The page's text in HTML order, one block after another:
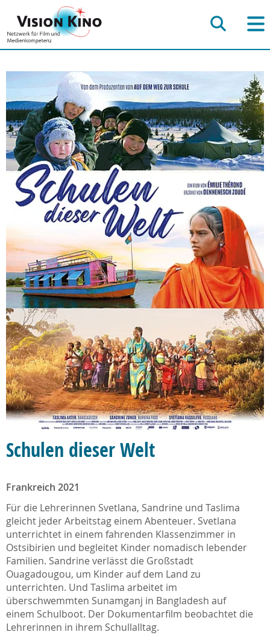
Schulen dieser Welt
Frankreich 2021
Für die Lehrerinnen Svetlana, Sandrine und Taslima
gleicht jeder Arbeitstag einem Abenteuer. Svetlana
unterrichtet in einem fahrenden Klassenzimmer in
Ostsibirien und begleitet Kinder nomadisch lebender
Familien. Sandrine verlässt die Großstadt
Ouagadougou, um Kinder auf dem Land zu
unterrichten. Und Taslima arbeitet im
überschwemmten Sunamganj in Bangladesh auf
einem Schulboot. Der Dokumentarfilm beobachtet die
Lehrerinnen in ihrem Schullalltag.